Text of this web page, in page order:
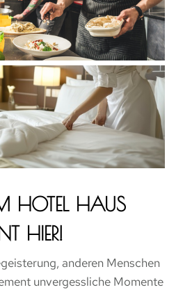
HOTEL HAUS
HIER!
anderen Menschen
unvergessliche Momente